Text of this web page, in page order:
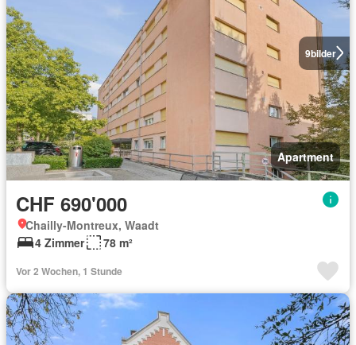
9bilder
Apartment
CHF 690'000
Chailly-Montreux, Waadt
4 Zimmer
78 m²
Vor 2 Wochen, 1 Stunde